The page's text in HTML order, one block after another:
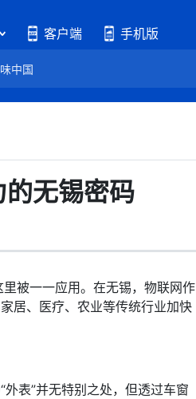
客户端 手机版
中国
无锡密码
被一一应用。在无锡，物联网作
居、医疗、农业等传统行业加快
表”并无特别之处，但透过车窗